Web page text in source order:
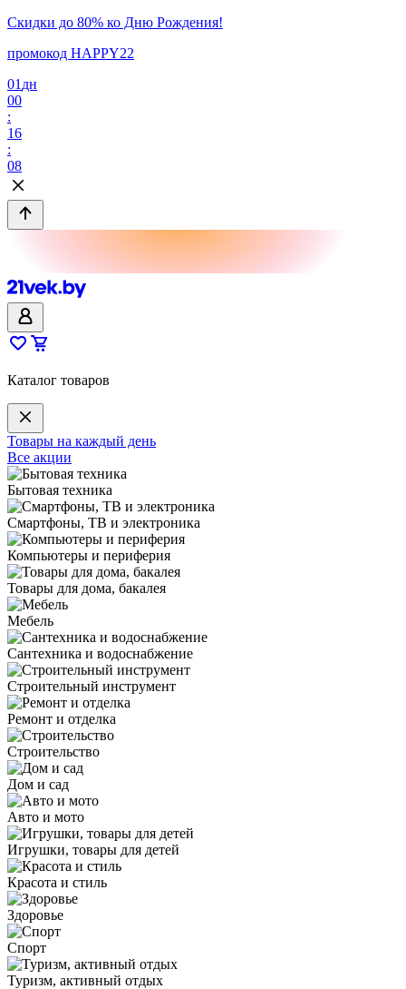
Скидки до 80% ко Дню Рождения!
промокод HAPPY22
01 дн
00
:
16
:
08
Каталог товаров
Товары на каждый день
Все акции
Бытовая техника
Смартфоны, ТВ и электроника
Компьютеры и периферия
Товары для дома, бакалея
Мебель
Сантехника и водоснабжение
Строительный инструмент
Ремонт и отделка
Строительство
Дом и сад
Авто и мото
Игрушки, товары для детей
Красота и стиль
Здоровье
Спорт
Туризм, активный отдых